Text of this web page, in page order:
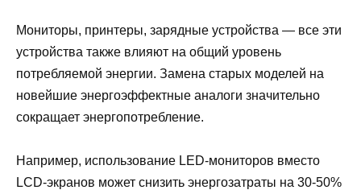
Мониторы, принтеры, зарядные устройства — все эти
устройства также влияют на общий уровень
потребляемой энергии. Замена старых моделей на
новейшие энергоэффектные аналоги значительно
сокращает энергопотребление.
Например, использование LED-мониторов вместо
LCD-экранов может снизить энергозатраты на 30-50%